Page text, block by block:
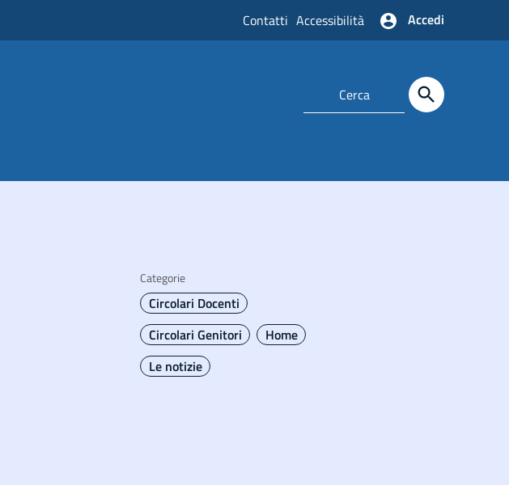
Contatti Accessibilità Accedi
Categorie
Circolari Docenti
Circolari Genitori
Home
Le notizie